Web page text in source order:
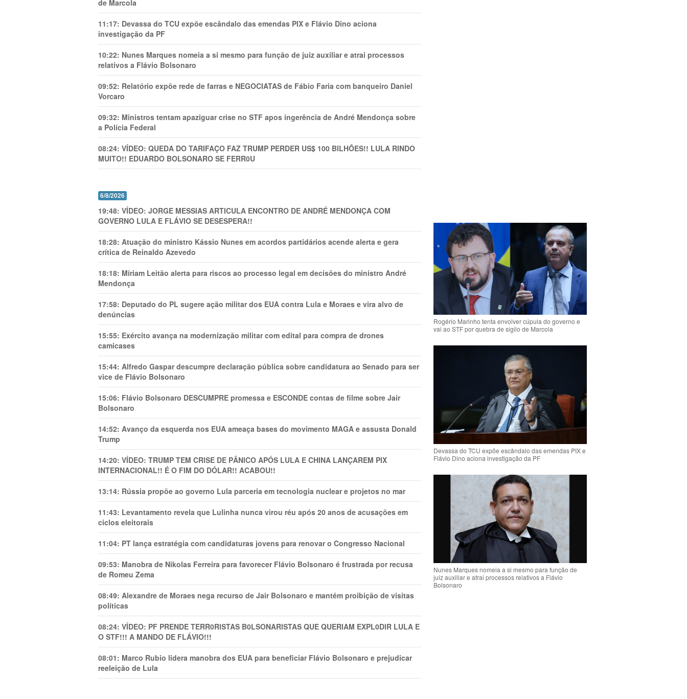
de Marcola
11:17: Devassa do TCU expõe escândalo das emendas PIX e Flávio Dino aciona
investigação da PF
10:22: Nunes Marques nomeia a si mesmo para função de juiz auxiliar e atrai processos
relativos a Flávio Bolsonaro
09:52: Relatório expõe rede de farras e NEGOCIATAS de Fábio Faria com banqueiro Daniel
Vorcaro
09:32: Ministros tentam apaziguar crise no STF apos ingerência de André Mendonça sobre
a Polícia Federal
08:24: VÍDEO: QUEDA DO TARIFAÇO FAZ TRUMP PERDER US$ 100 BILHÕES!! LULA RINDO
MUITO!! EDUARDO BOLSONARO SE FERR0U
6/8/2026
19:48: VÍDEO: JORGE MESSIAS ARTICULA ENCONTRO DE ANDRÉ MENDONÇA COM
GOVERNO LULA E FLÁVIO SE DESESPERA!!
18:28: Atuação do ministro Kássio Nunes em acordos partidários acende alerta e gera
crítica de Reinaldo Azevedo
18:18: Míriam Leitão alerta para riscos ao processo legal em decisões do ministro André
Mendonça
17:58: Deputado do PL sugere ação militar dos EUA contra Lula e Moraes e vira alvo de
denúncias
15:55: Exército avança na modernização militar com edital para compra de drones
camicases
15:44: Alfredo Gaspar descumpre declaração pública sobre candidatura ao Senado para ser
vice de Flávio Bolsonaro
15:06: Flávio Bolsonaro DESCUMPRE promessa e ESCONDE contas de filme sobre Jair
Bolsonaro
14:52: Avanço da esquerda nos EUA ameaça bases do movimento MAGA e assusta Donald
Trump
14:20: VÍDEO: TRUMP TEM CRlSE DE PÂNlCO APÓS LULA E CHINA LANÇAREM PIX
INTERNACIONAL!! É O FIM DO DÓLAR!! ACABOU!!
13:14: Rússia propõe ao governo Lula parceria em tecnologia nuclear e projetos no mar
11:43: Levantamento revela que Lulinha nunca virou réu após 20 anos de acusações em
ciclos eleitorais
11:04: PT lança estratégia com candidaturas jovens para renovar o Congresso Nacional
09:53: Manobra de Nikolas Ferreira para favorecer Flávio Bolsonaro é frustrada por recusa
de Romeu Zema
08:49: Alexandre de Moraes nega recurso de Jair Bolsonaro e mantém proibição de visitas
políticas
08:24: VÍDEO: PF PRENDE TERR0RlSTAS B0LSONARlSTAS QUE QUERIAM EXPL0DlR LULA E
O STF!!! A MANDO DE FLÁVIO!!!
08:01: Marco Rubio lidera manobra dos EUA para beneficiar Flávio Bolsonaro e prejudicar
reeleição de Lula
Rogério Marinho tenta envolver cúpula do governo e
vai ao STF por quebra de sigilo de Marcola
Devassa do TCU expõe escândalo das emendas PIX e
Flávio Dino aciona investigação da PF
Nunes Marques nomeia a si mesmo para função de
juiz auxiliar e atrai processos relativos a Flávio
Bolsonaro